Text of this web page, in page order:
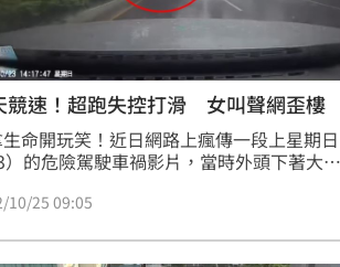
競速！超跑失控打滑 女叫聲網歪樓
命開玩笑！近日網路上瘋傳一段上星期日
）的危險駕駛車禍影片，當時外頭下著大
果對方失控打滑，撞上中央分隔島，除了
歪樓討論。
10/25 09:05